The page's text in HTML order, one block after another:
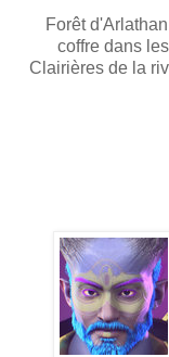
Forêt
coffre dans les
Clairières de la